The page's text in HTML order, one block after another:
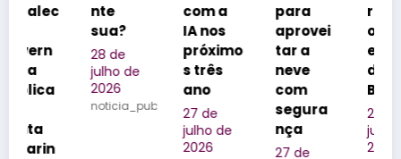
nte
28 de
julho de
2026
noticia_publicada
IA nos
próximo
s três
27 de
para
aprovei
tar a
neve
segura
nça
realizad
ores de
eventos
do
25 de
2026